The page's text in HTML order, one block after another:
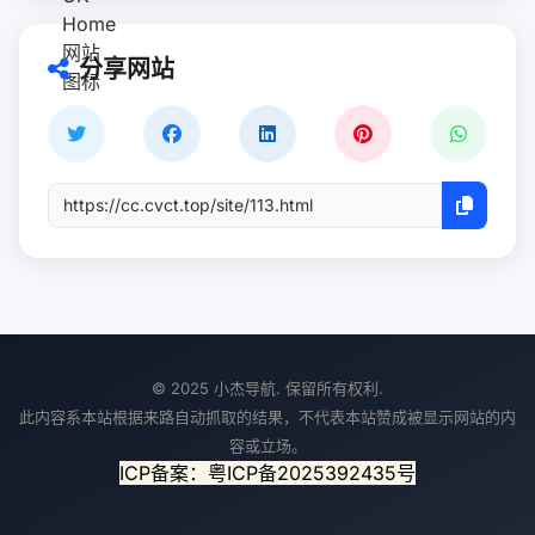
分享网站
© 2025 小杰导航. 保留所有权利.
此内容系本站根据来路自动抓取的结果，不代表本站赞成被显示网站的内
容或立场。
ICP备案：粤ICP备2025392435号